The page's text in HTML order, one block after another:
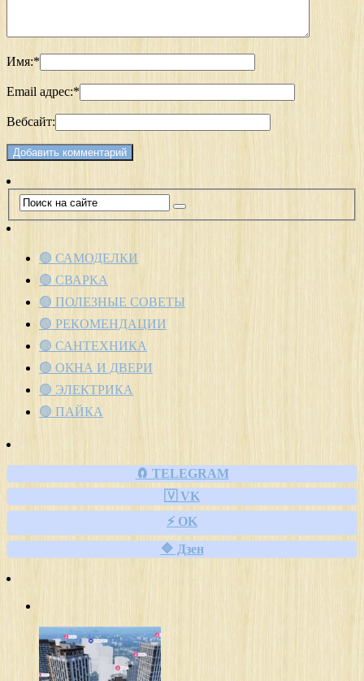
Имя:*
Email адрес:*
Вебсайт:
🟢 САМОДЕЛКИ
🟢 СВАРКА
🟢 ПОЛЕЗНЫЕ СОВЕТЫ
🟢 РЕКОМЕНДАЦИИ
🟢 САНТЕХНИКА
🟢 ОКНА И ДВЕРИ
🟢 ЭЛЕКТРИКА
🟢 ПАЙКА
🧲 TELEGRAM
🇻 VK
⚡ OK
🔷 Дзен